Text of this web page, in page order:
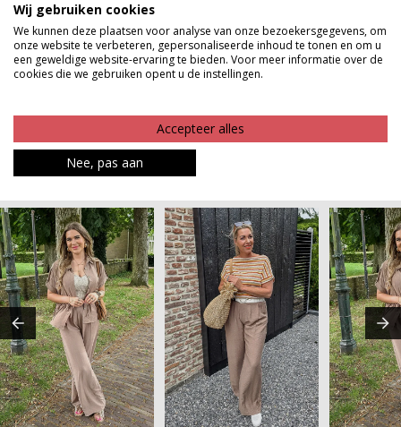
set creëert. Perfect voor thuis, op vakantie of een
relaxte dag in de stad. Een veelzijdige musthave die
comfort en stijl moeiteloos samenbrengt.
Betaalinformatie
Wij gebruiken cookies
We kunnen deze plaatsen voor analyse van onze bezoekersgegevens, om
onze website te verbeteren, gepersonaliseerde inhoud te tonen en om u
een geweldige website-ervaring te bieden. Voor meer informatie over de
cookies die we gebruiken opent u de instellingen.
Accepteer alles
Nee, pas aan